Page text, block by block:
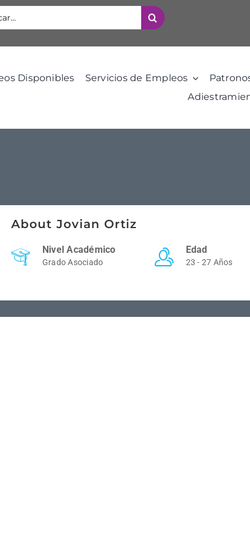
Disponibles Servicios de Empleos
About Jovian Ortiz
Nivel Académico
Grado Asociado
Edad
23 - 27 Años